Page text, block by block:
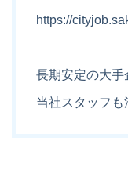
https://
長期安定の大手
当社スタッフも